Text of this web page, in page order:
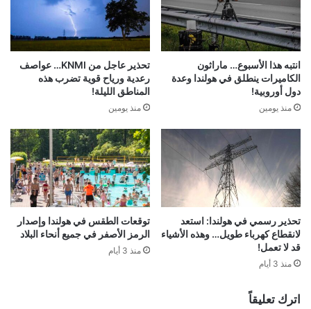
انتبه هذا الأسبوع… ماراثون
الكاميرات ينطلق في هولندا وعدة
دول أوروبية!
منذ يومين
تحذير عاجل من KNMI… عواصف
رعدية ورياح قوية تضرب هذه
المناطق الليلة!
منذ يومين
تحذير رسمي في هولندا: استعد
لانقطاع كهرباء طويل… وهذه الأشياء
قد لا تعمل!
منذ 3 أيام
توقعات الطقس في هولندا وإصدار
الرمز الأصفر في جميع أنحاء البلاد
منذ 3 أيام
اترك تعليقاً